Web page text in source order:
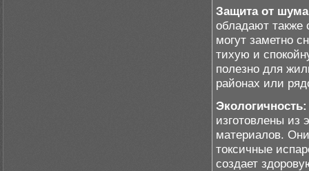
Защита от
обладают
могут заметно
тихую и
полезно для
районах или
Экологичность:
изготовлены из
материалов.
токсичные
создает